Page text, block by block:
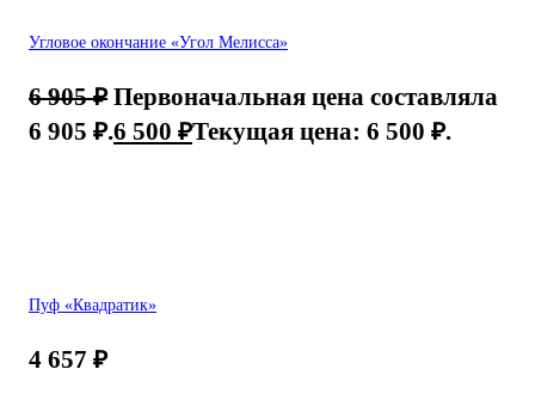
Угловое окончание «Угол Мелисса»
6 905₽ Первоначальная цена составляла
6 905 ₽.6 500 ₽Текущая цена: 6 500 ₽.
Пуф «Квадратик»
4 657 ₽